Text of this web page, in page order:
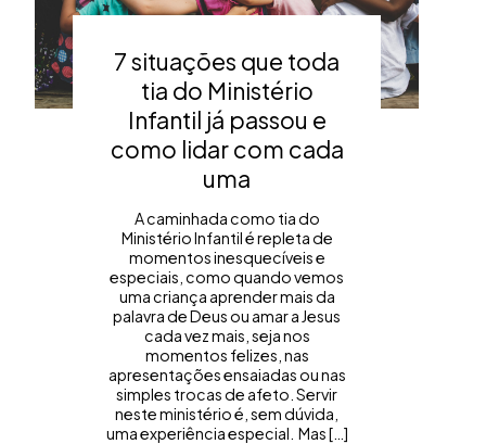
7 situações que toda
tia do Ministério
Infantil já passou e
como lidar com cada
uma
A caminhada como tia do
Ministério Infantil é repleta de
momentos inesquecíveis e
especiais, como quando vemos
uma criança aprender mais da
palavra de Deus ou amar a Jesus
cada vez mais, seja nos
momentos felizes, nas
apresentações ensaiadas ou nas
simples trocas de afeto. Servir
neste ministério é, sem dúvida,
uma experiência especial. Mas […]